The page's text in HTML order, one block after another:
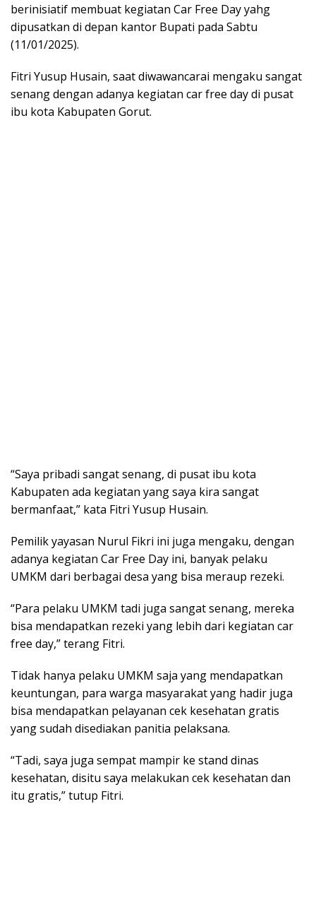
berinisiatif membuat kegiatan Car Free Day yahg
dipusatkan di depan kantor Bupati pada Sabtu
(11/01/2025).
Fitri Yusup Husain, saat diwawancarai mengaku sangat
senang dengan adanya kegiatan car free day di pusat
ibu kota Kabupaten Gorut.
“Saya pribadi sangat senang, di pusat ibu kota
Kabupaten ada kegiatan yang saya kira sangat
bermanfaat,” kata Fitri Yusup Husain.
Pemilik yayasan Nurul Fikri ini juga mengaku, dengan
adanya kegiatan Car Free Day ini, banyak pelaku
UMKM dari berbagai desa yang bisa meraup rezeki.
“Para pelaku UMKM tadi juga sangat senang, mereka
bisa mendapatkan rezeki yang lebih dari kegiatan car
free day,” terang Fitri.
Tidak hanya pelaku UMKM saja yang mendapatkan
keuntungan, para warga masyarakat yang hadir juga
bisa mendapatkan pelayanan cek kesehatan gratis
yang sudah disediakan panitia pelaksana.
“Tadi, saya juga sempat mampir ke stand dinas
kesehatan, disitu saya melakukan cek kesehatan dan
itu gratis,” tutup Fitri.